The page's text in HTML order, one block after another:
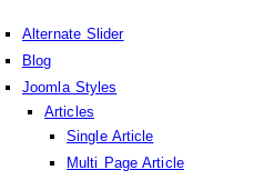
Alternate Slider
Blog
Joomla Styles
Articles
Single Article
Multi Page Article